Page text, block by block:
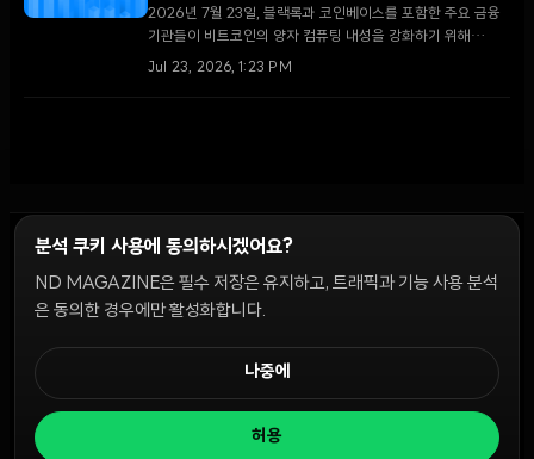
2026년 7월 23일, 블랙록과 코인베이스를 포함한 주요 금융
기관들이 비트코인의 양자 컴퓨팅 내성을 강화하기 위해
1,500만 달러 규모의 펀딩을 발표했다. 이번 조치는 기관 자금
Jul 23, 2026, 1:23 PM
윤리 원칙 Discord 봇캠페인 가이드커뮤니티 랭킹
쿠키 설정
공시 및 정책:
분석 쿠키 사용에 동의하시겠어요?
ND MAGAZINE은 필수 저장은 유지하고, 트래픽과 기능 사용 분석
은 동의한 경우에만 활성화합니다.
나중에
허용